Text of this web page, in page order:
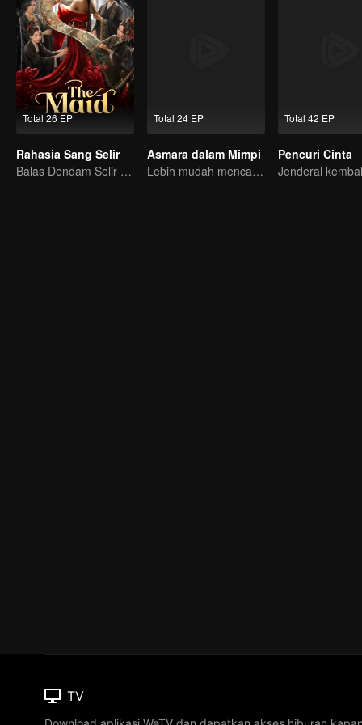
Total 26 EP
Rahasia Sang Selir
Balas Dendam Selir yang Ternodai
Total 24 EP
Asmara dalam Mimpi
Lebih mudah mencari kebohongan daripada ketulusan
Total 42 EP
Pencuri Cinta
TV